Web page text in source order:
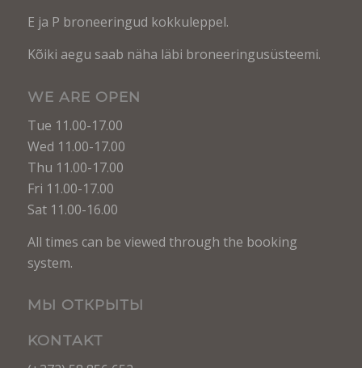
E ja P broneeringud kokkuleppel.
Kõiki aegu saab näha läbi broneeringusüsteemi.
WE ARE OPEN
Tue 11.00-17.00
Wed 11.00-17.00
Thu 11.00-17.00
Fri 11.00-17.00
Sat 11.00-16.00
All times can be viewed through the booking
system.
МЫ ОТКРЫТЫ
KONTAKT